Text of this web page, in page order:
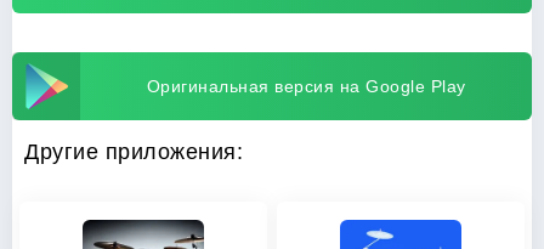
Оригинальная версия на Google Play
Другие приложения: